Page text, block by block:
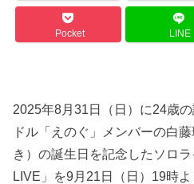
Pocket LINE
2025年8月31日（日）に24歳
ドル「えのぐ」メンバーの白
き）の誕生日を記念したソロ
LIVE」を9月21日（日）19時